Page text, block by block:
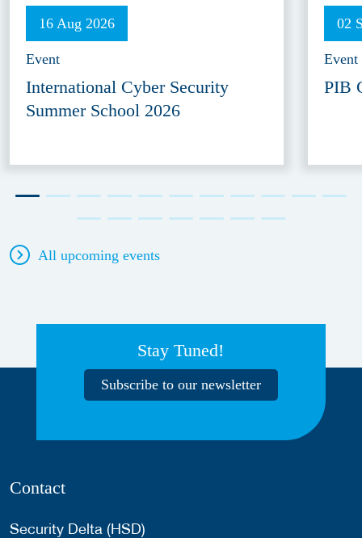
16 Aug 2026
Event
International Cyber Security
Summer School 2026
02
Event
PIB
All upcoming events
Stay Tuned!
Subscribe to our newsletter
Contact
Security Delta (HSD)